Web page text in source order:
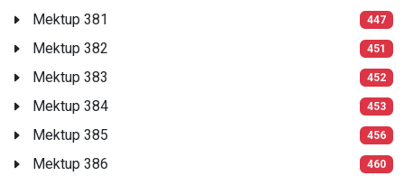
Mektup 381 447
Mektup 382 451
Mektup 383 452
Mektup 384 453
Mektup 385 456
Mektup 386 460